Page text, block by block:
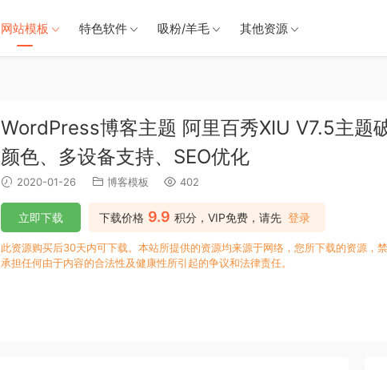
网站模板 特色软件 吸粉/羊毛 其他资源
WordPress博客主题 阿里百秀XIU V7.5主题
颜色、多设备支持、SEO优化
2020-01-26 博客模板 402
下载价格 9.9 积分，VIP免费，请先 登录
立即下载
此资源购买后30天内可下载。本站所提供的资源均来源于网络，您所下载的资源，
承担任何由于内容的合法性及健康性所引起的争议和法律责任。